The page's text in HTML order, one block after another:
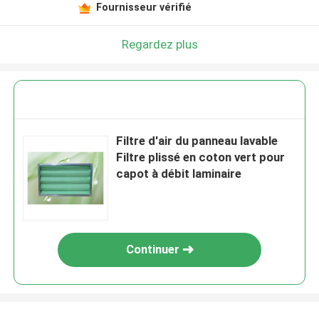
Fournisseur vérifié
Regardez plus
Filtre d'air du panneau lavable
Filtre plissé en coton vert pour
capot à débit laminaire
Continuer